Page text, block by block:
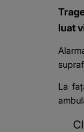
luat
La